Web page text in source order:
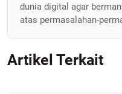
dunia digital agar
atas permasalahan-
Artikel Terkait